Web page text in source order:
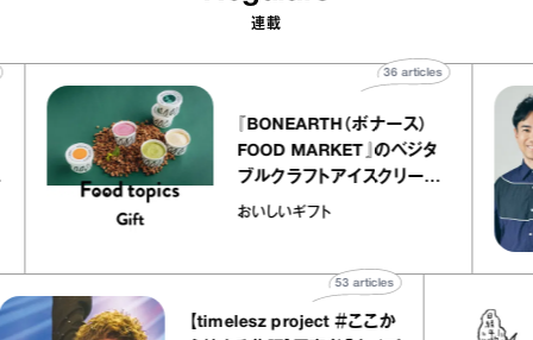
連載
ャ
『BONEARTH（ボナース）
FOOD MARKET』のベジタ
ブルクラフトアイスクリーム
｜真野知子の「おいしいギフ
おいしいギフト
36articles
【timelesz project ＃ここか
articles